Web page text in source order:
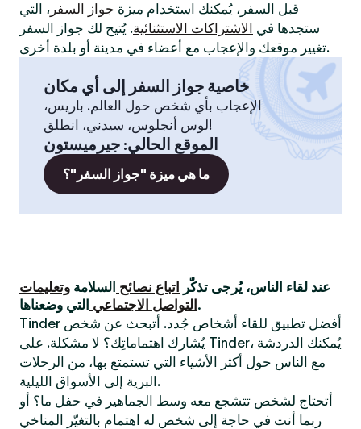
قبل السفر، يُمكنك استخدام ميزة جواز السفر ، التي
ستجدها في الاشتراكات الاستثنائية. يُتيح لك جواز السفر
تغيير موقعك والإعجاب مع أعضاء في مدينة أو بلدة أخرى.
خاصية جواز السفر إلى أي مكان
الإعجاب بأي شخص حول العالم. باريس،
لوس أنجلوس، سيدني، انطلق!
الموقع الحالي: جيرميستون
ما هي ميزة "جواز السفر"؟
عند لقاء الناس، يُرجى تذكّر اتباع نصائح السلامة وتعليمات
التواصل الاجتماعي التي وضعناها.
Tinder أفضل تطبيق للقاء أشخاص جُدد. أتبحث عن شخص
يُشارك اهتماماتِك؟ لا مشكلة. على Tinder، يُمكنك الدردشة
مع الناس حول أكثر الأشياء التي تستمتع بها، من الرحلات
البرية إلى الأسواق الليلية.
أتحتاج لشخص تتشجع معه وسط الجماهير في حفل ما؟ أو
ربما أنت في حاجة إلى شخص له اهتمام بالتغيّر المناخي